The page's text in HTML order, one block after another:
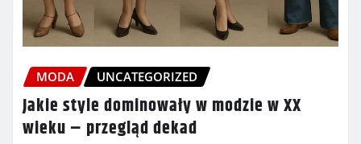
MODA UNCATEGORIZED
Jakie style dominowały w modzie w XX
wieku – przegląd dekad